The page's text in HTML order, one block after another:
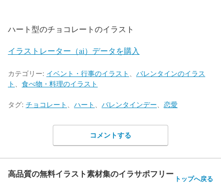
ハート型のチョコレートのイラスト
イラストレーター（ai）データを購入
カテゴリー: イベント・行事のイラスト
バレンタインのイラス
ト
食べ物・料理のイラスト
タグ: チョコレート ハート バレンタインデー 恋愛
コメントする
高品質の無料イラスト素材集のイラサポフリー トップへ戻る